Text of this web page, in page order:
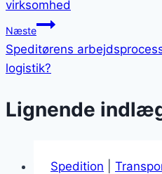
virksomhed
Næste
Speditørens
logistik?
Lignende
Spedition